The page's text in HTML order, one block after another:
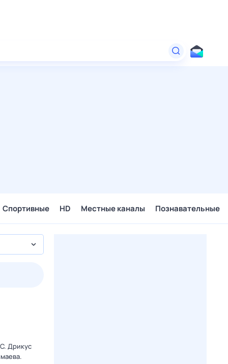
Спортивные HD Местные каналы Познавательные
Дрикус